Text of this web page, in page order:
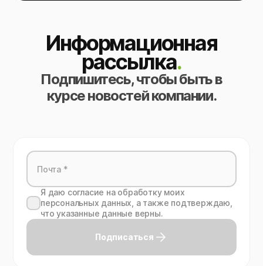
Информационная
рассылка.
Подпишитесь, чтобы быть в
курсе новостей компании.
Я даю согласие на обработку моих
персональных данных, а также подтверждаю,
что указанные данные верны.
Подписаться